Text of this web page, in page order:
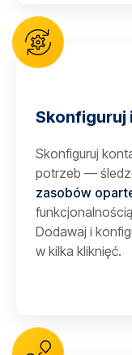
Skonfiguruj
Skonfiguruj
potrzeb —
zasobów
Dodawaj i
w kilka kliknięć.